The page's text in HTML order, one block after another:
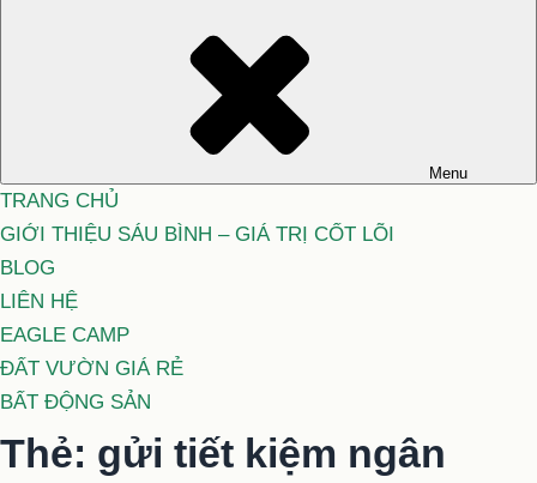
Menu
TRANG CHỦ
GIỚI THIỆU SÁU BÌNH – GIÁ TRỊ CỐT LÕI
BLOG
LIÊN HỆ
EAGLE CAMP
ĐẤT VƯỜN GIÁ RẺ
BẤT ĐỘNG SẢN
Thẻ: gửi tiết kiệm ngân